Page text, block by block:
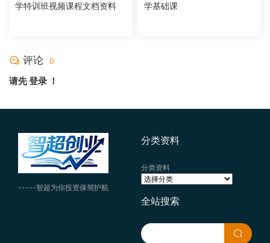
学特训班视频课程文档资料
学基础课
评论 0
请先登录 ！
-----智超为你投资保驾护航
分类资料
分类资料
全站搜索